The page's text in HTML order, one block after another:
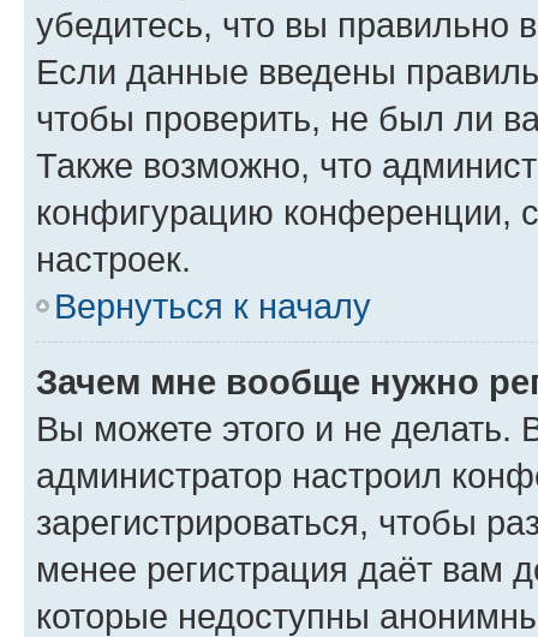
убедитесь, что вы правильно
Если данные введены
чтобы проверить, не был ли
Также возможно, что
конфигурацию конференции,
настроек.
Вернуться к началу
Зачем мне вообще нужно
Вы можете этого и не делать.
администратор настроил
зарегистрироваться, чтобы
менее регистрация даёт вам
которые недоступны